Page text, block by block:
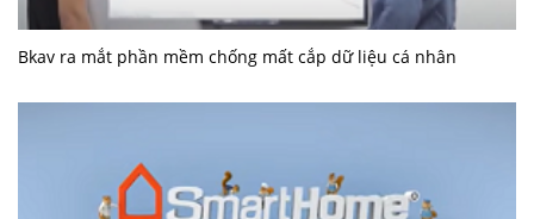
Bkav ra mắt phần mềm chống mất cắp dữ liệu cá nhân